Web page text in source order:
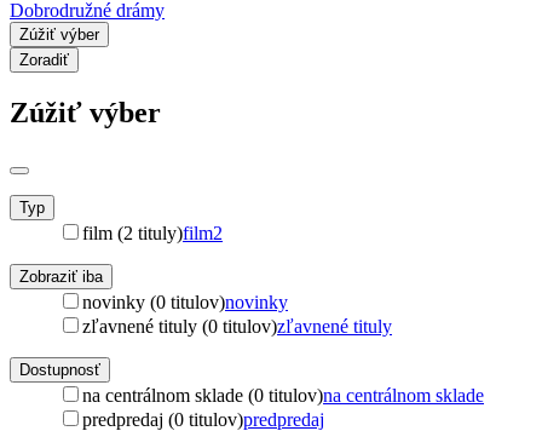
Dobrodružné drámy
Zúžiť výber
Zoradiť
Zúžiť výber
Typ
film (2 tituly)film2
Zobraziť iba
novinky (0 titulov)novinky
zľavnené tituly (0 titulov)zľavnené tituly
Dostupnosť
na centrálnom sklade (0 titulov)na centrálnom sklade
predpredaj (0 titulov)predpredaj